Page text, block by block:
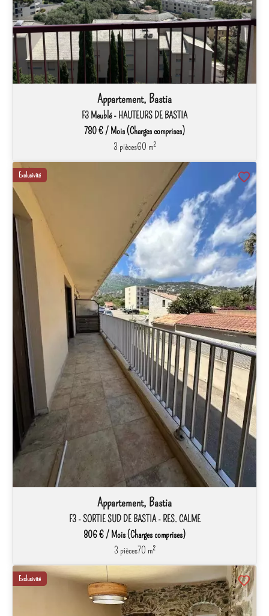
Appartement, Bastia
F3 Meublé - HAUTEURS DE BASTIA
780 € / Mois (Charges comprises)
3 pièces60 m²
Exclusivité
Appartement, Bastia
F3 - SORTIE SUD DE BASTIA - RES. CALME
806 € / Mois (Charges comprises)
3 pièces70 m²
Exclusivité